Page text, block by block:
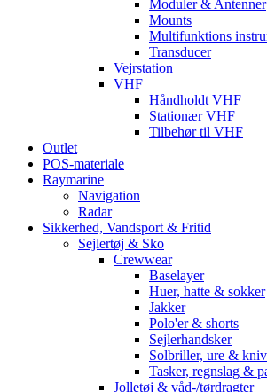
Moduler & Antenner
Mounts
Multifunktions
Transducer
Vejrstation
VHF
Håndholdt VHF
Stationær VHF
Tilbehør til VHF
Outlet
POS-materiale
Raymarine
Navigation
Radar
Sikkerhed, Vandsport & Fritid
Sejlertøj & Sko
Crewwear
Baselayer
Huer, hatte & sokker
Jakker
Polo'er & shorts
Sejlerhandsker
Solbriller, ure &
Tasker, regnslag &
Jolletøj & våd-/tørdragter